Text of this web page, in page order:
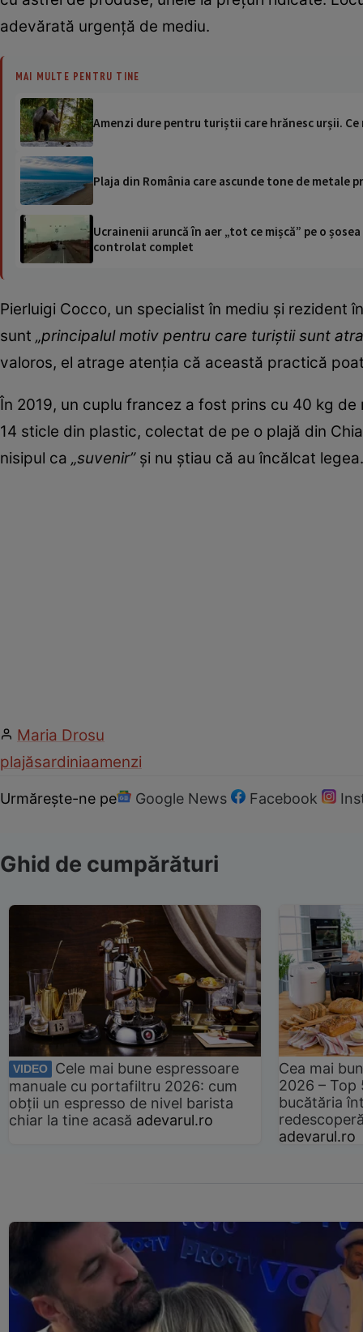
adevărată urgență de mediu.
MAI MULTE PENTRU TINE
Amenzi dure pentru turiștii care hrănesc urșii.
Plaja din România care ascunde tone de metale
Ucrainenii aruncă în aer „tot ce mișcă” pe o
controlat complet
Pierluigi Cocco, un specialist în mediu și rezident
sunt „principalul motiv pentru care turiștii sunt
valoros, el atrage atenția că această practică
În 2019, un cuplu francez a fost prins cu 40 kg
14 sticle din plastic, colectat de pe o plajă din
nisipul ca „suvenir”și nu știau că au încălcat legea.
Maria Drosu
plajăsardiniaamenzi
Urmărește-ne pe Google News Facebook
Ghid de cumpărături
VIDEO
Cele mai bune espressoare
manuale cu portafiltru 2026: cum
obții un espresso de nivel barista
chiar la tine acasă adevarul.ro
Cea mai
2026 –
bucătăria
adevarul.ro